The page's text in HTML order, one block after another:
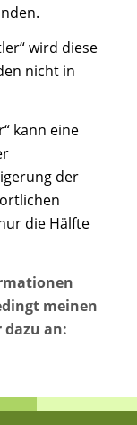
wird diese
nicht in
kann eine
der
die Hälfte
meinen
an: